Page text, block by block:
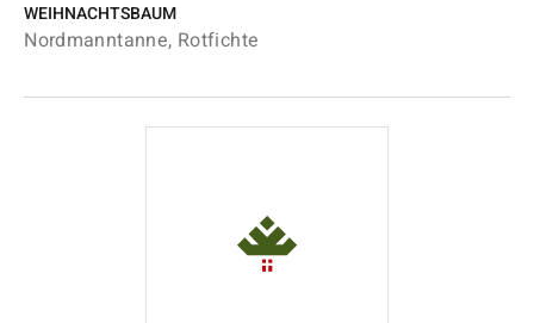
WEIHNACHTSBAUM
Nordmanntanne, Rotfichte